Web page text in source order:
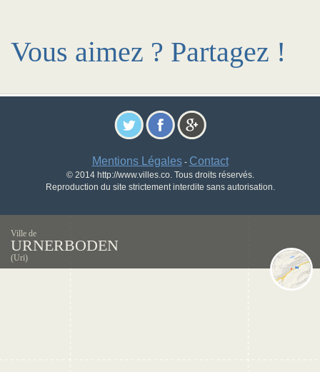
Vous aimez ? Partagez !
Mentions Légales- Contact
© 2014 http://www.villes.co. Tous droits réservés.
Reproduction du site strictement interdite sans autorisation.
Ville de
URNERBODEN
(Uri)